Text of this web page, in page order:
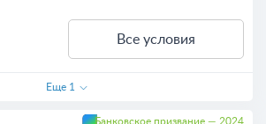
Все условия
Еще 1
Банковское призвание — 2024